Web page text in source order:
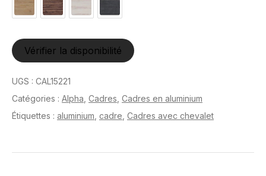
Vérifier la disponibilité
UGS : CAL15221
Catégories : Alpha Cadres Cadres en aluminium
Étiquettes : aluminium cadre Cadres avec chevalet